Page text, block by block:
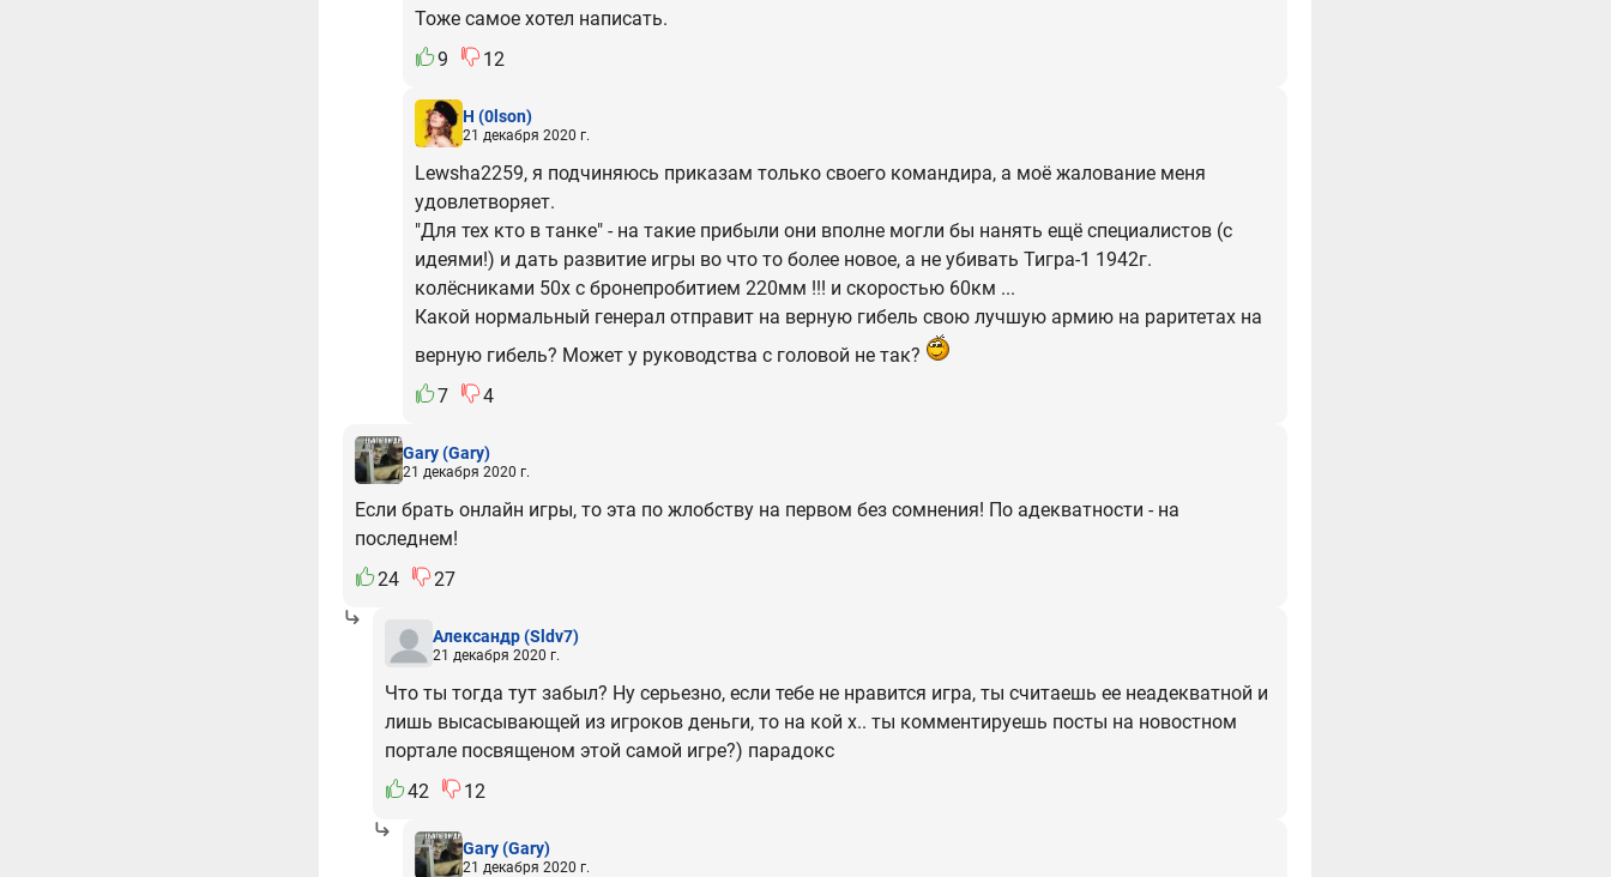
Тоже самое хотел написать.
9
12
H (0lson)
21 декабря 2020 г.
Lewsha2259, я подчиняюсь приказам только своего командира, а моё жалование меня
удовлетворяет.
"Для тех кто в танке" - на такие прибыли они вполне могли бы нанять ещё специалистов (с
идеями!) и дать развитие игры во что то более новое, а не убивать Тигра-1 1942г.
колёсниками 50х с бронепробитием 220мм !!! и скоростью 60км ...
Какой нормальный генерал отправит на верную гибель свою лучшую армию на раритетах на
верную гибель? Может у руководства с головой не так?
7
4
Gary(Gary)
21 декабря 2020 г.
Если брать онлайн игры, то эта по жлобству на первом без сомнения! По адекватности - на
последнем!
24
27
Александр(Sldv7)
21 декабря 2020 г.
Что ты тогда тут забыл? Ну серьезно, если тебе не нравится игра, ты считаешь ее неадекватной и
лишь высасывающей из игроков деньги, то на кой х.. ты комментируешь посты на новостном
портале посвященом этой самой игре?) парадокс
42
12
Gary(Gary)
21 декабря 2020 г.